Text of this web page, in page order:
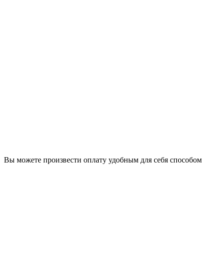
Вы можете произвести оплату удобным для себя способом